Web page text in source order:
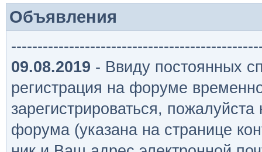
Объявления
09.08.2019 - Ввиду постоянных
регистрация на форуме
зарегистрироваться,
форума (указана на странице